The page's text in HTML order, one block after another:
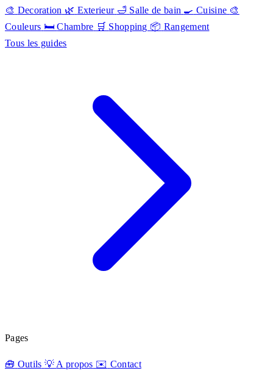
🎨 Decoration 🌿 Exterieur 🛁 Salle de bain 🍳 Cuisine 🎨
Couleurs 🛏️ Chambre 🛒 Shopping 📦 Rangement
Tous les guides
Pages
🧰 Outils 💡 A propos ✉️ Contact